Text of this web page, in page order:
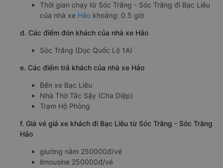
Thời gian chạy từ Sóc Trăng - Sóc Trăng đi Bạc Liêu
của nhà xe Hảo khoảng: 0.5 giờ
d. Các điểm đón khách của nhà xe Hảo
Sóc Trăng (Dọc Quốc Lộ 1A)
e. Các điểm trả khách của nhà xe Hảo
Bến xe Bạc Liêu
Nhà Thờ Tắc Sậy (Cha Diệp)
Trạm Hộ Phòng
f. Giá vé giá xe khách đi Bạc Liêu từ Sóc Trăng - Sóc Trăng
Hảo
giường nằm 250000đ/vé
limousine 250000đ/vé